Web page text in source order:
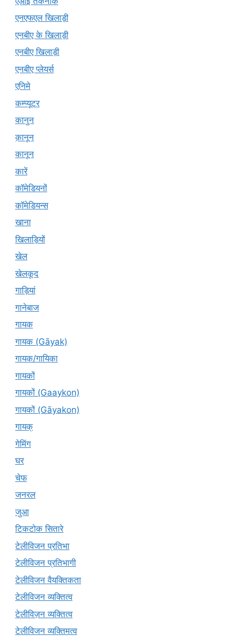
एनएफएल खिलाड़ी
एनबीए के खिलाड़ी
एनबीए खिलाड़ी
एनबीए प्लेयर्स
एनिमे
कम्प्यूटर
कानुन
क़ानून
कानून
कारें
कॉमेडियनों
कॉमेडियन्स
खाना
खिलाड़ियों
खेल
खेलकूद
गाड़ियां
गानेबाज
गायक
गायक (Gāyak)
गायक/गायिका
गायकों
गायकों (Gaaykon)
गायकों (Gāyakon)
गायक्
गेमिंग
घर
चेफ
जनरल
जुआ
टिकटोक सितारे
टेलीविजन प्रतिभा
टेलीविजन प्रतिभागी
टेलीविजन वैयक्तिकता
टेलीविजन व्यक्तित्व
टेलीविज़न व्यक्तित्व
टेलीविजन व्यक्तिमत्व